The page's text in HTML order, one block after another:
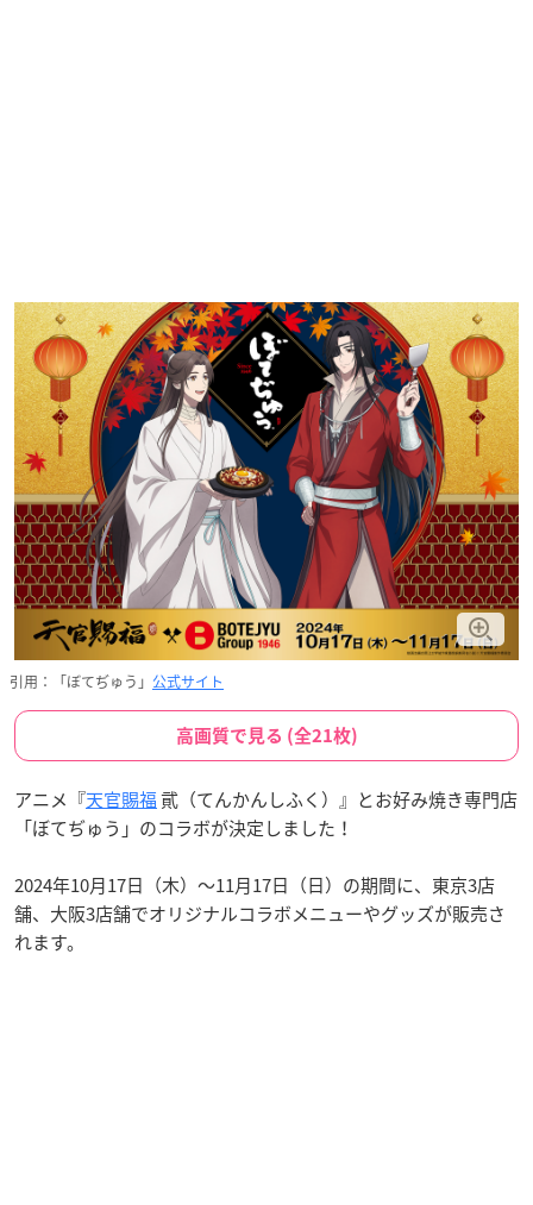
引用：「ぼてぢゅう」 公式サイト
高画質で見る (全21枚)
アニメ『天官賜福貮（てんかんしふく）』とお好み焼き専門店
「ぼてぢゅう」のコラボが決定しました！
2024年10月17日（木）～11月17日（日）の期間に、東京3店
舗、大阪3店舗でオリジナルコラボメニューやグッズが販売さ
れます。